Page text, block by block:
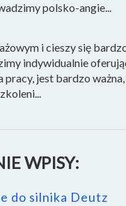
polsko-angie...
i cieszy się
indywidualnie
jest bardzo
WPISY:
do silnika Deutz